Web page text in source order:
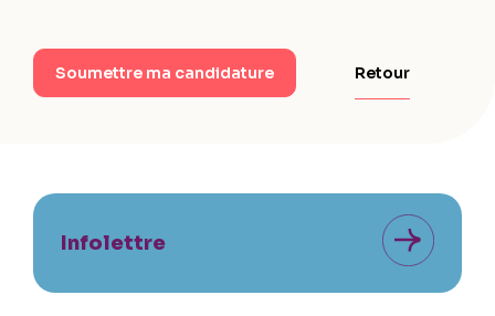
Soumettre ma candidature Retour
Infolettre